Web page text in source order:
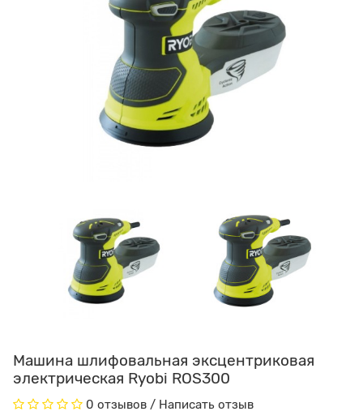
Машина шлифовальная эксцентриковая
электрическая Ryobi ROS300
0 отзывов / Написать отзыв